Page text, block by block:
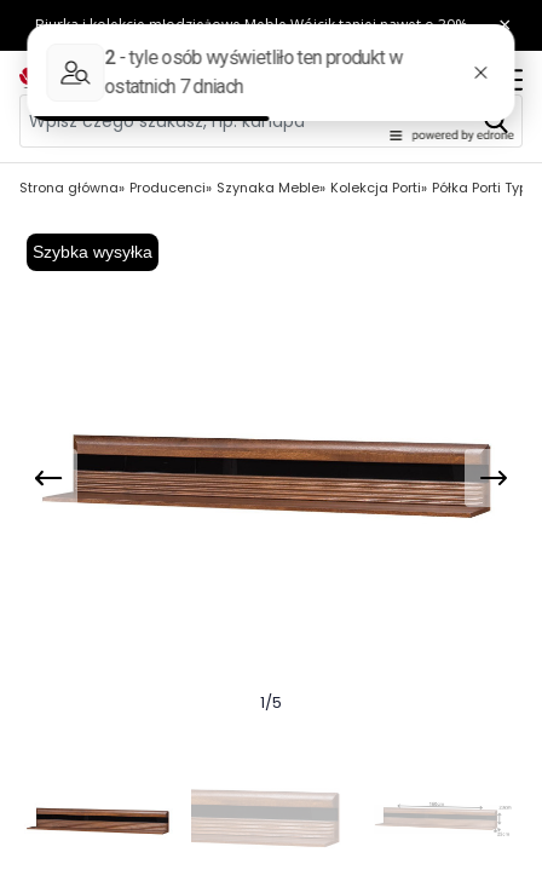
Strona główna Producenci Szynaka Meble Kolekcja Porti Półka Porti Typ
Szybka wysyłka
1/5